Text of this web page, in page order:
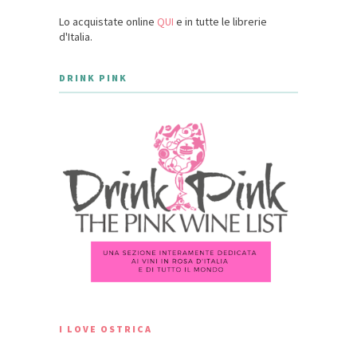
Lo acquistate online QUI e in tutte le librerie
d'Italia.
DRINK PINK
I LOVE OSTRICA